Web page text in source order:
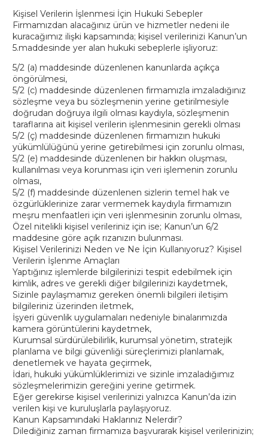
Kişisel Verilerin İşlenmesi İçin Hukuki Sebepler
Firmamızdan alacağınız ürün ve hizmetler nedeni ile
kuracağımız ilişki kapsamında; kişisel verilerinizi Kanun’un
5.maddesinde yer alan hukuki sebeplerle işliyoruz:
5/2 (a) maddesinde düzenlenen kanunlarda açıkça
öngörülmesi,
5/2 (c) maddesinde düzenlenen firmamızla imzaladığınız
sözleşme veya bu sözleşmenin yerine getirilmesiyle
doğrudan doğruya ilgili olması kaydıyla, sözleşmenin
taraflarına ait kişisel verilerin işlenmesinin gerekli olması
5/2 (ç) maddesinde düzenlenen firmamızın hukuki
yükümlülüğünü yerine getirebilmesi için zorunlu olması,
5/2 (e) maddesinde düzenlenen bir hakkın oluşması,
kullanılması veya korunması için veri işlemenin zorunlu
olması,
5/2 (f) maddesinde düzenlenen sizlerin temel hak ve
özgürlüklerinize zarar vermemek kaydıyla firmamızın
meşru menfaatleri için veri işlenmesinin zorunlu olması,
Özel nitelikli kişisel verileriniz için ise; Kanun’un 6/2
maddesine göre açık rızanızın bulunması.
Kişisel Verilerinizi Neden ve Ne İçin Kullanıyoruz? Kişisel
Verilerin İşlenme Amaçları
Yaptığınız işlemlerde bilgilerinizi tespit edebilmek için
kimlik, adres ve gerekli diğer bilgilerinizi kaydetmek,
Sizinle paylaşmamız gereken önemli bilgileri iletişim
bilgileriniz üzerinden iletmek,
İşyeri güvenlik uygulamaları nedeniyle binalarımızda
kamera görüntülerini kaydetmek,
Kurumsal sürdürülebilirlik, kurumsal yönetim, stratejik
planlama ve bilgi güvenliği süreçlerimizi planlamak,
denetlemek ve hayata geçirmek,
İdari, hukuki yükümlüklerimizi ve sizinle imzaladığımız
sözleşmelerimizin gereğini yerine getirmek.
Eğer gerekirse kişisel verilerinizi yalnızca Kanun’da izin
verilen kişi ve kuruluşlarla paylaşıyoruz.
Kanun Kapsamındaki Haklarınız Nelerdir?
Dilediğiniz zaman firmamıza başvurarak kişisel verilerinizin;